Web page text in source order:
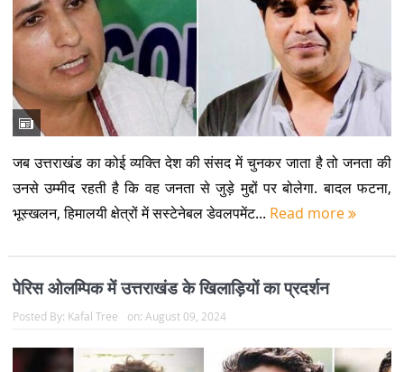
जब उत्तराखंड का कोई व्यक्ति देश की संसद में चुनकर जाता है तो जनता की
उनसे उम्मीद रहती है कि वह जनता से जुड़े मुद्दों पर बोलेगा. बादल फटना,
भूस्खलन, हिमालयी क्षेत्रों में सस्टेनेबल डेवलपमेंट... Read more
पेरिस ओलम्पिक में उत्तराखंड के खिलाड़ियों का प्रदर्शन
Posted By: Kafal Tree on: August 09, 2024